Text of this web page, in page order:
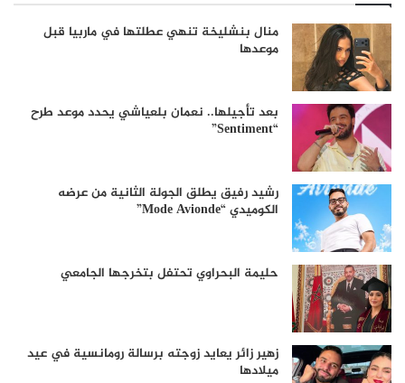
منال بنشليخة تنهي عطلتها في ماربيا قبل
موعدها
بعد تأجيلها.. نعمان بلعياشي يحدد موعد طرح
“Sentiment”
رشيد رفيق يطلق الجولة الثانية من عرضه
الكوميدي “Mode Avionde”
حليمة البحراوي تحتفل بتخرجها الجامعي
زهير زائر يعايد زوجته برسالة رومانسية في عيد
ميلادها